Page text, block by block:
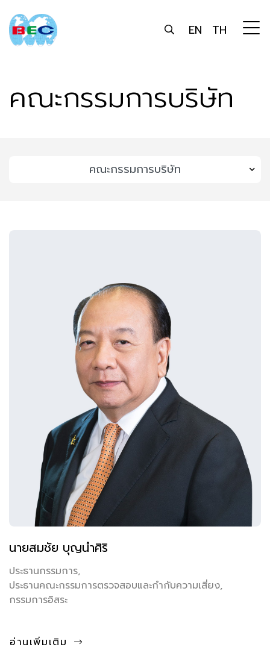
EN TH
คณะกรรมการบริษัท
นายสมชัย บุญนำศิริ
ประธานกรรมการ,
ประธานคณะกรรมการตรวจสอบและกำกับความเสี่ยง,
กรรมการอิสระ
อ่านเพิ่มเติม